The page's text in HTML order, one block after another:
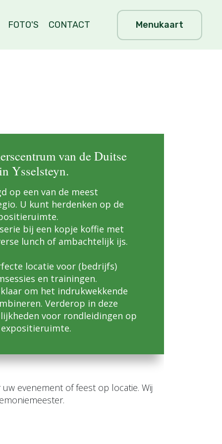
FOTO'S CONTACT Menukaart
van de Duitse
Ysselsteyn.
op een van de meest
U kunt herdenken op de
bij een kopje koffie met
lunch of ambachtelijk ijs.
locatie voor (bedrijfs)
en trainingen.
om het indrukwekkende
Verderop in deze
voor rondleidingen op
evenement of feest op locatie. Wij